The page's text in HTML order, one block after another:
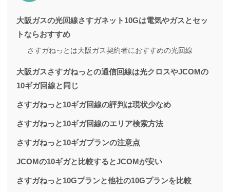
大阪ガスの光回線さすガネット10Gは電気やガスとセッ
トならおすすめ
さすガねっとは大阪ガス契約者におすすめの光回線
大阪ガスさすガねっとの通信回線は光クロスやJCOMの
10ギガ回線と同じ
さすガねっと10ギガ回線の評判は現状少なめ
さすガねっと10ギガ回線のエリア検索方法
さすガねっと10ギガプランの注意点
JCOMの10ギガと比較するとJCOMが安い
さすガねっと10Gプランと他社の10Gプランを比較